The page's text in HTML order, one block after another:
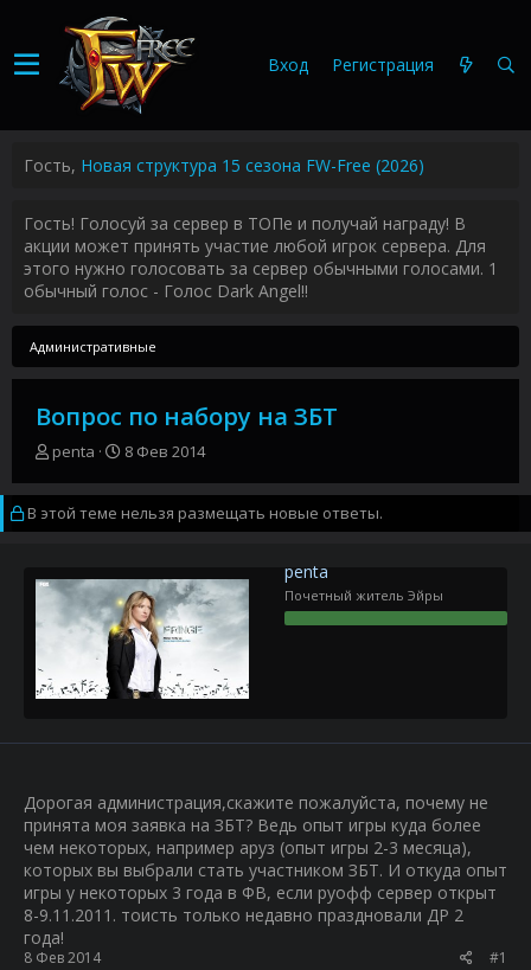
Вход Регистрация
Гость, Новая структура 15 сезона FW-Free (2026)
Гость! Голосуй за сервер в ТОПе и получай награду! В
акции может принять участие любой игрок сервера. Для
этого нужно голосовать за сервер обычными голосами. 1
обычный голос - Голос Dark Angel!!
Административные
Вопрос по набору на ЗБТ
А
т
о
р
е
м
penta
Д
т
а
н
ч
а
л
а
8 Фев 2014
В этой теме нельзя размещать новые ответы.
penta
Почетный житель Эйры
Дорогая администрация,скажите пожалуйста, почему не
принята моя заявка на ЗБТ? Ведь опыт игры куда более
чем некоторых, например аруз (опыт игры 2-3 месяца),
которых вы выбрали стать участником ЗБТ. И откуда опыт
игры у некоторых 3 года в ФВ, если руофф сервер открыт
8-9.11.2011. тоисть только недавно праздновали ДР 2
года!
8 Фев 2014 #1